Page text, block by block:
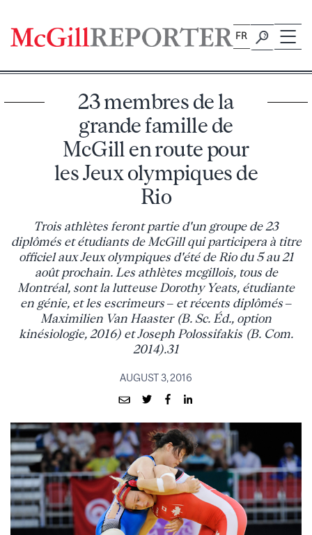
content
FR
23 membres de la
grande famille de
McGill en route pour
les Jeux olympiques de
Rio
Trois athlètes feront partie d'un groupe de 23
diplômés et étudiants de McGill qui participera à titre
officiel aux Jeux olympiques d'été de Rio du 5 au 21
août prochain. Les athlètes mcgillois, tous de
Montréal, sont la lutteuse Dorothy Yeats, étudiante
en génie, et les escrimeurs – et récents diplômés –
Maximilien Van Haaster (B. Sc. Éd., option
kinésiologie, 2016) et Joseph Polossifakis (B. Com.
2014).31
AUGUST 3, 2016